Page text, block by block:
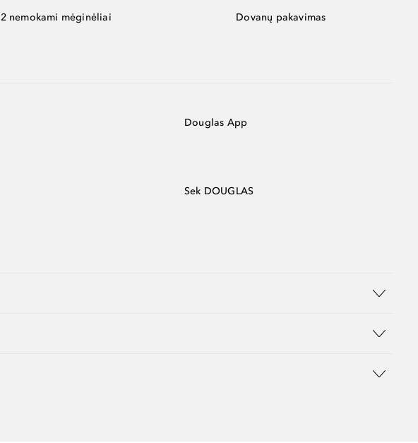
2 nemokami mėginėliai Dovanų pakavimas
Douglas App
Sek DOUGLAS